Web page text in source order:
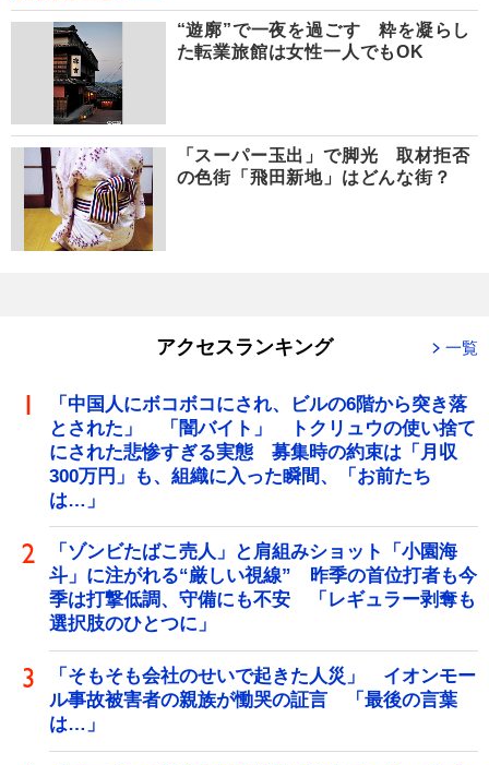
“遊廓”で一夜を過ごす 粋を凝らし
た転業旅館は女性一人でもOK
「スーパー玉出」で脚光 取材拒否
の色街「飛田新地」はどんな街？
アクセスランキング 一覧
「中国人にボコボコにされ、ビルの6階から突き落
とされた」 「闇バイト」 トクリュウの使い捨て
にされた悲惨すぎる実態 募集時の約束は「月収
300万円」も、組織に入った瞬間、「お前たち
は…」
「ゾンビたばこ売人」と肩組みショット「小園海
斗」に注がれる“厳しい視線” 昨季の首位打者も今
季は打撃低調、守備にも不安 「レギュラー剥奪も
選択肢のひとつに」
「そもそも会社のせいで起きた人災」 イオンモー
ル事故被害者の親族が慟哭の証言 「最後の言葉
は…」